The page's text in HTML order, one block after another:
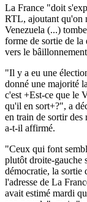
La France "doit
RTL, ajoutant qu'on
Venezuela (...)
forme de sortie de la
vers le
"Il y a eu une
donné une majorité
c'est +Est-ce que le
qu'il en sort+?", a
en train de sortir des
a-t-il affirmé.
"Ceux qui font
plutôt droite-gauche
démocratie, la sortie
l'adresse de La
avait estimé mardi